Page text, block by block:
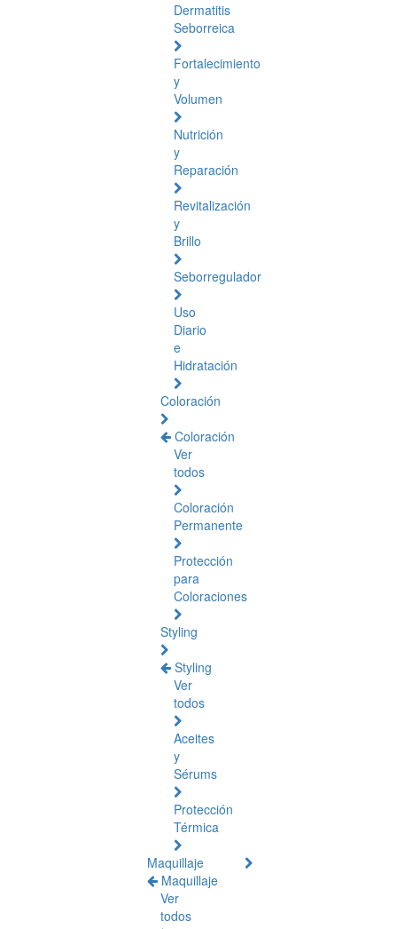
Dermatitis
Seborreica
Fortalecimiento
y
Volumen
Nutrición
y
Reparación
Revitalización
y
Brillo
Seborregulador
Uso
Diario
e
Hidratación
Coloración
Coloración
Ver
todos
Coloración
Permanente
Protección
para
Coloraciones
Styling
Styling
Ver
todos
Aceites
y
Sérums
Protección
Térmica
Maquillaje
Maquillaje
Ver
todos